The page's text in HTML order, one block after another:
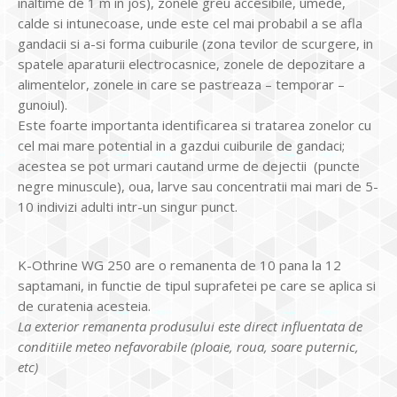
calde si intunecoase, unde este cel mai probabil a se afla
gandacii si a-si forma cuiburile (zona tevilor de scurgere, in
spatele aparaturii electrocasnice, zonele de depozitare a
alimentelor, zonele in care se pastreaza – temporar –
gunoiul).
Este foarte importanta identificarea si tratarea zonelor cu
cel mai mare potential in a gazdui cuiburile de gandaci;
acestea se pot urmari cautand urme de dejectii (puncte
negre minuscule), oua, larve sau concentratii mai mari de 5-
10 indivizi adulti intr-un singur punct.
K-Othrine WG 250 are o remanenta de 10 pana la 12
saptamani, in functie de tipul suprafetei pe care se aplica si
de curatenia acesteia.
La exterior remanenta produsului este direct influentata de
conditiile meteo nefavorabile (ploaie, roua, soare puternic,
etc)